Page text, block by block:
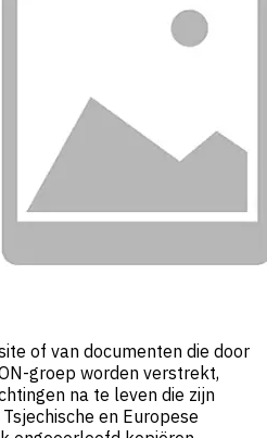
of van documenten die door
groep worden verstrekt,
na te leven die zijn
en Europese